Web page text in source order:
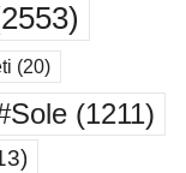
(20)
(1211)